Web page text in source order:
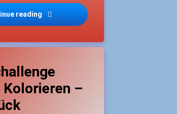
reading Tintenträume 2022-07 – Meer an Glück 2
–